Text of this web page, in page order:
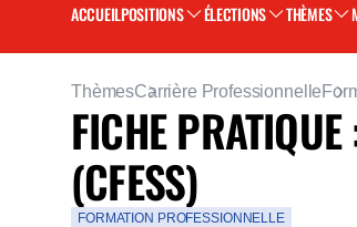
ACCUEILPOSITIONS ÉLECTIONS THÈMES
ThèmesCarrière Professionnelle
FICHE
(CFESS)
FORMATION PROFESSIONNELLE